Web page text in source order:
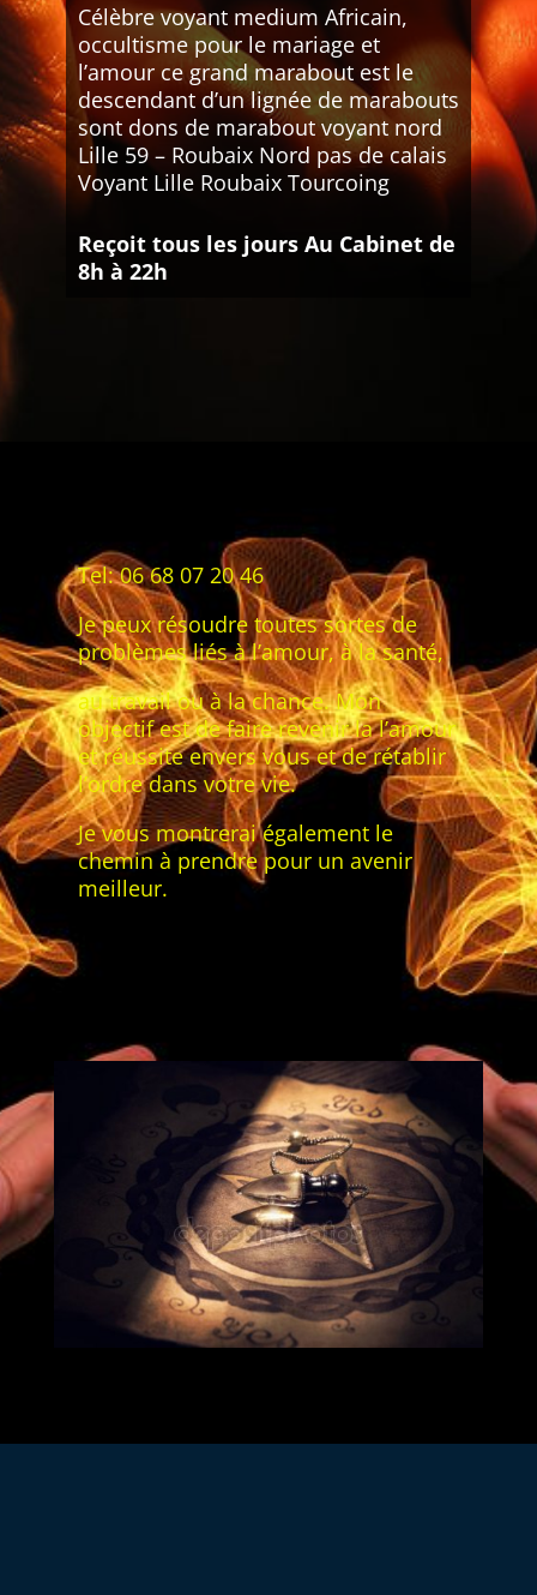
Célèbre voyant medium Africain,
occultisme pour le mariage et
l’amour ce grand marabout est le
descendant d’un lignée de marabouts
sont dons de marabout voyant nord
Lille 59 – Roubaix Nord pas de calais
Voyant Lille Roubaix Tourcoing
Reçoit tous les jours Au Cabinet de
8h à 22h
Tel: 06 68 07 20 46
Je peux résoudre toutes sortes de
problèmes liés à l’amour, à la santé,
au travail ou à la chance. Mon
objectif est de faire revenir la l’amour
et réussite envers vous et de rétablir
l’ordre dans votre vie.
Je vous montrerai également le
chemin à prendre pour un avenir
meilleur.